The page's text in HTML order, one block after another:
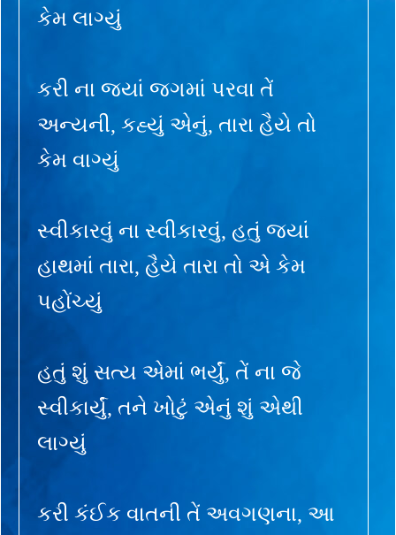
કેમ લાગ્યું
કરી ના જ્યાં જગમાં પરવા તેં
અન્યની, કહ્યું એનું, તારા હૈયે તો
કેમ વાગ્યું
સ્વીકારવું ના સ્વીકારવું, હતું જ્યાં
હાથમાં તારા, હૈયે તારા તો એ કેમ
પહોંચ્યું
હતું શું સત્ય એમાં ભર્યું, તેં ના જે
સ્વીકાર્યું, તને ખોટું એનું શું એથી
લાગ્યું
કરી કંઈક વાતની તેં અવગણના, આ